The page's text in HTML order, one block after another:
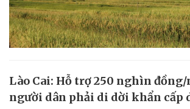
Lào Cai: Hỗ trợ 250 nghìn
người dân phải di dời khẩn cấp